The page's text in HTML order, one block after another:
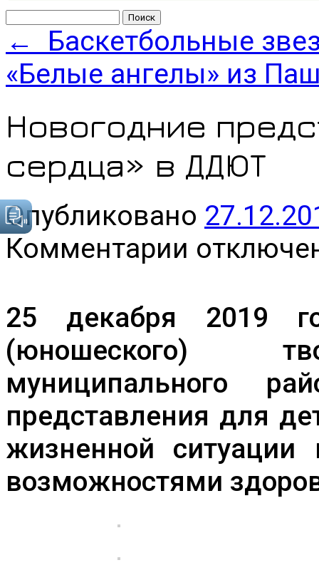
←
Баскетбольные
«Белые ангелы» из
Новогодние
сердца» в ДДЮТ
Опубликовано
Комментарии
записи
сердца»
25 декабря 2019
(юношеского)
муниципального
представления для
жизненной
возможностями